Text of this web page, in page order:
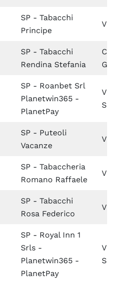
SP - Tabacchi
Principe
SP - Tabacchi
Rendina Stefania
SP - Roanbet Srl
Planetwin365 -
PlanetPay
SP - Puteoli
Vacanze
SP - Tabaccheria
Romano Raffaele
SP - Tabacchi
Rosa Federico
SP - Royal Inn 1
Srls -
Planetwin365 -
PlanetPay